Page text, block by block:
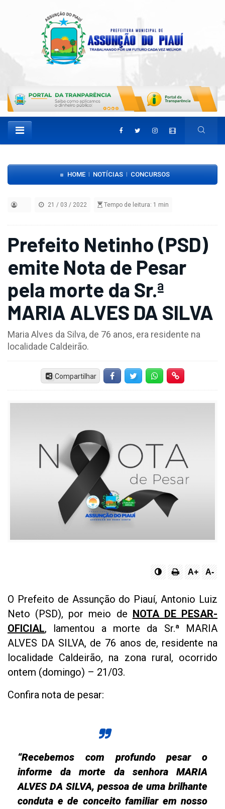
HOME NOTÍCIAS CONCURSOS
21 / 03 / 2022 Tempo de leitura: 1 min
Prefeito Netinho (PSD)
emite Nota de Pesar
pela morte da Sr.ª
MARIA ALVES DA SILVA
Maria Alves da Silva, de 76 anos, era residente na
localidade Caldeirão.
Compartilhar FacebookTwitter Whatsapp
A+ A-
O Prefeito de Assunção do Piauí, Antonio Luiz
Neto (PSD), por meio de NOTA DE PESAR-
OFICIAL, lamentou a morte da Sr.ª MARIA
ALVES DA SILVA, de 76 anos de, residente na
localidade Caldeirão, na zona rural, ocorrido
ontem (domingo) – 21/03.
Confira nota de pesar:
“Recebemos com profundo pesar o
informe da morte da senhora MARIA
ALVES DA SILVA, pessoa de uma brilhante
conduta e de conceito familiar em nosso